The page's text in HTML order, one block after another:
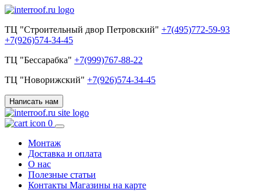
ТЦ "Строительный двор Петровский" +7(495)772-59-93
+7(926)574-34-45
ТЦ "Бессарабка" +7(999)767-88-22
ТЦ "Новорижский" +7(926)574-34-45
Написать нам
0
Монтаж
Доставка и оплата
О нас
Полезные статьи
Контакты Магазины на карте